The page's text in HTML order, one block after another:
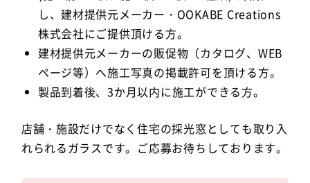
し、建材提供元メーカー・OOKABE Creations
株式会社にご提供頂ける方。
建材提供元メーカーの販促物（カタログ、WEB
ページ等）へ施工写真の掲載許可を頂ける方。
製品到着後、3か月以内に施工ができる方。
店舗・施設だけでなく住宅の採光窓としても取り入
れられるガラスです。ご応募お待ちしております。